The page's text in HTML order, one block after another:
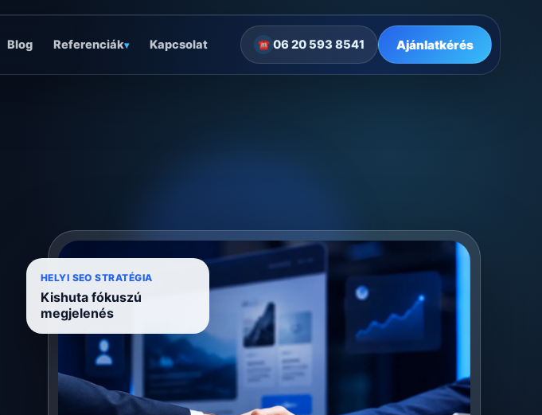
Blog Referenciák▾ Kapcsolat ☎ 06 20 593 8541 Ajánlatkérés
HELYI SEO STRATÉGIA
Kishuta fókuszú
megjelenés